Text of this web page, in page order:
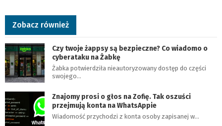
Zobacz również
Czy twoje żappsy są bezpieczne? Co wiadomo o
cyberataku na Żabkę
Żabka potwierdziła nieautoryzowany dostęp do części
swojego…
Znajomy prosi o głos na Zofię. Tak oszuści
przejmują konta na WhatsAppie
Wiadomość przychodzi z konta osoby zapisanej w…